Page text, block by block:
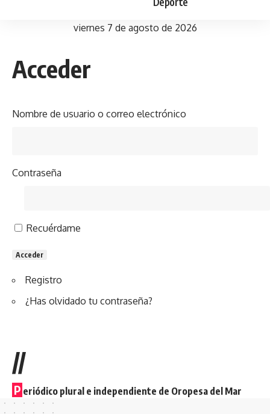
viernes 7 de agosto de 2026
Acceder
Nombre de usuario o correo electrónico
Contraseña
Recuérdame
Acceder
Registro
¿Has olvidado tu contraseña?
//
P eriódico plural e independiente de Oropesa del Mar